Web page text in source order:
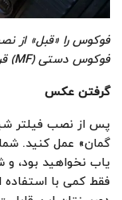
فوکوس را «قبل» از
فوکوس دستی(MF)
گرفتن عکس
پس از نصب فیلتر
گمان» عمل کنید.
یاب نخواهید بود، و